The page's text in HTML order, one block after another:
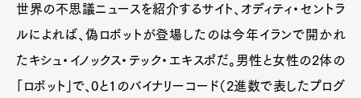
世界の不思議ニュースを紹介するサイト、オディティ・セントラ
ルによれば、偽ロボットが登場したのは今年イランで開かれ
たキシュ・イノックス・テック・エキスポだ。男性と女性の2体の
「ロボット」で、0と1のバイナリーコード（2進数で表したプログ